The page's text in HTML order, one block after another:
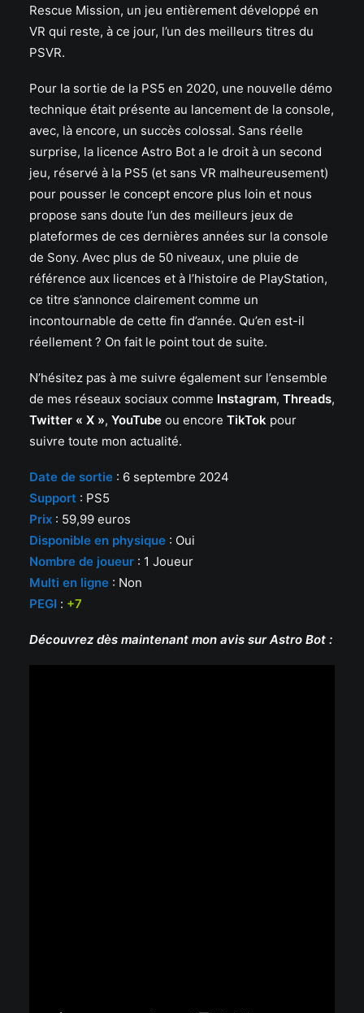
Rescue Mission, un jeu entièrement développé en
VR qui reste, à ce jour, l’un des meilleurs titres du
PSVR.
Pour la sortie de la PS5 en 2020, une nouvelle démo
technique était présente au lancement de la console,
avec, là encore, un succès colossal. Sans réelle
surprise, la licence Astro Bot a le droit à un second
jeu, réservé à la PS5 (et sans VR malheureusement)
pour pousser le concept encore plus loin et nous
propose sans doute l’un des meilleurs jeux de
plateformes de ces dernières années sur la console
de Sony. Avec plus de 50 niveaux, une pluie de
référence aux licences et à l’histoire de PlayStation,
ce titre s’annonce clairement comme un
incontournable de cette fin d’année. Qu’en est-il
réellement ? On fait le point tout de suite.
N’hésitez pas à me suivre également sur l’ensemble
de mes réseaux sociaux comme Instagram, Threads,
Twitter « X », YouTube ou encore TikTok pour
suivre toute mon actualité.
Date de sortie : 6 septembre 2024
Support : PS5
Prix : 59,99 euros
Disponible en physique : Oui
Nombre de joueur : 1 Joueur
Multi en ligne : Non
PEGI : +7
Découvrez dès maintenant mon avis sur Astro Bot :